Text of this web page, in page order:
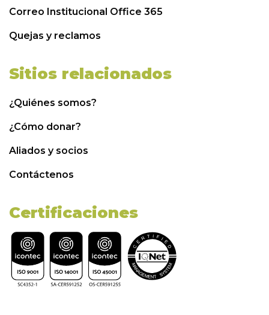
Correo Institucional Office 365
Quejas y reclamos
Sitios relacionados
¿Quiénes somos?
¿Cómo donar?
Aliados y socios
Contáctenos
Certificaciones